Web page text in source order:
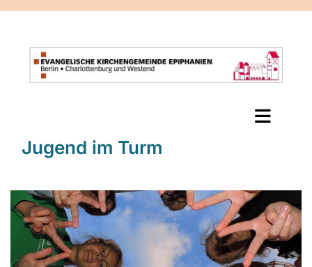
Jugend im Turm